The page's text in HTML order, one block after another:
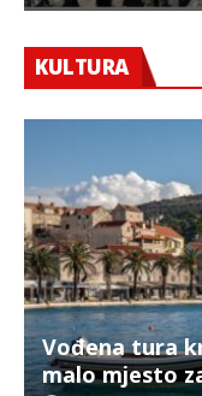
KULTURA
Vođena tura
malo mjesto